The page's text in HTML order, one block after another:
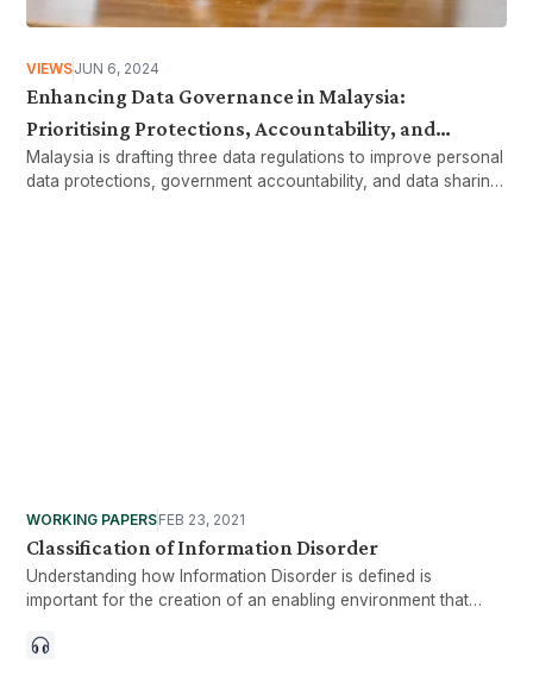
VIEWSJUN 6, 2024
Enhancing Data Governance in Malaysia:
Prioritising Protections, Accountability, and
Efficiency
Malaysia is drafting three data regulations to improve personal
data protections, government accountability, and data sharing
WORKING PAPERSFEB 23, 2021
Classification of Information Disorder
Understanding how Information Disorder is defined is
important for the creation of an enabling environment that